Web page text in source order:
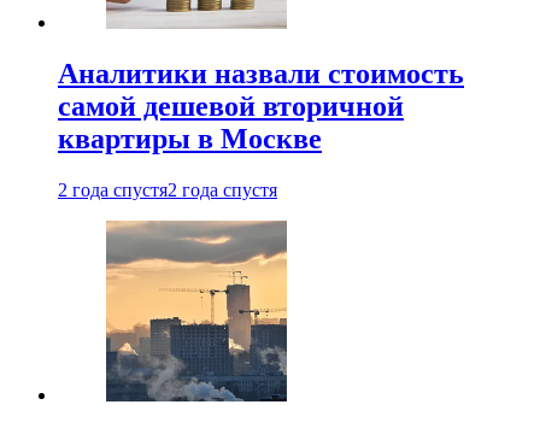
Аналитики назвали стоимость
самой дешевой вторичной
квартиры в Москве
2 года спустя2 года спустя